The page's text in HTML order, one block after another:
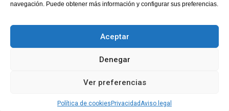
navegación. Puede obtener más información y configurar sus preferencias.
Aceptar
Denegar
Ver preferencias
Política de cookies PrivacidadAviso legal
Proyectos HappyAir